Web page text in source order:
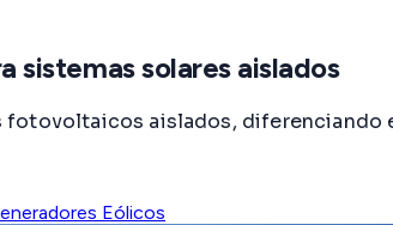
sistemas solares aislados
aislados,
Eólicos